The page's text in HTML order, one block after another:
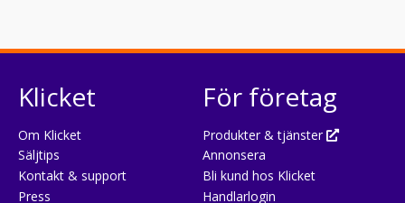
Klicket
Om Klicket
Säljtips
Kontakt & support
Press
För företag
Produkter & tjänster
Annonsera
Bli kund hos Klicket
Handlarlogin